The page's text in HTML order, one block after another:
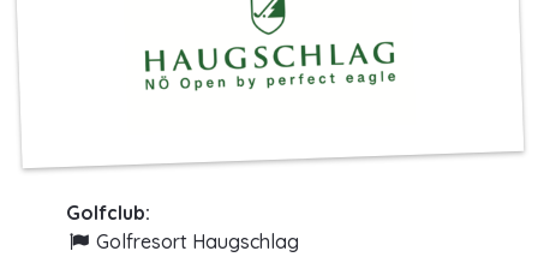
Golfclub:
Golfresort Haugschlag